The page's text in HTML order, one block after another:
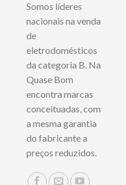
Somos líderes
nacionais na venda
de
eletrodomésticos
da categoria B. Na
Quase Bom
encontra marcas
conceituadas, com
a mesma garantia
do fabricante a
preços reduzidos.